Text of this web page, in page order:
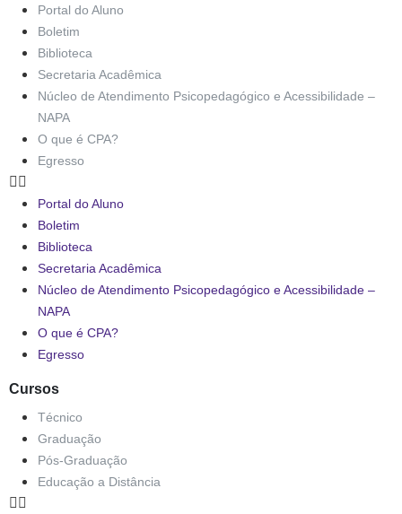
Portal do Aluno
Boletim
Biblioteca
Secretaria Acadêmica
Núcleo de Atendimento Psicopedagógico e Acessibilidade –
NAPA
O que é CPA?
Egresso
Portal do Aluno
Boletim
Biblioteca
Secretaria Acadêmica
Núcleo de Atendimento Psicopedagógico e Acessibilidade –
NAPA
O que é CPA?
Egresso
Cursos
Técnico
Graduação
Pós-Graduação
Educação a Distância